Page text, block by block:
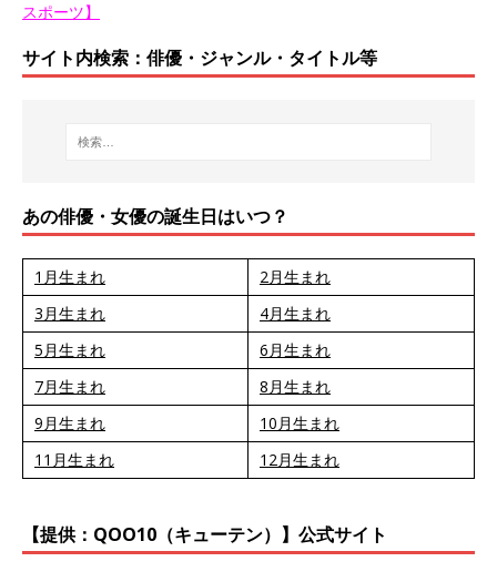
スポーツ】
サイト内検索：俳優・ジャンル・タイトル等
あの俳優・女優の誕生日はいつ？
1月生まれ
2月生まれ
3月生まれ
4月生まれ
5月生まれ
6月生まれ
7月生まれ
8月生まれ
9月生まれ
10月生まれ
11月生まれ
12月生まれ
【提供：QOO10（キューテン）】公式サイト